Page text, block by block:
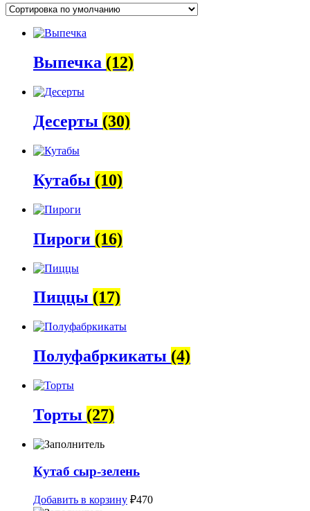
Выпечка (12)
Десерты (30)
Кутабы (10)
Пироги (16)
Пиццы (17)
Полуфабркикаты (4)
Торты (27)
Кутаб сыр-зелень
Добавить в корзину ₽470